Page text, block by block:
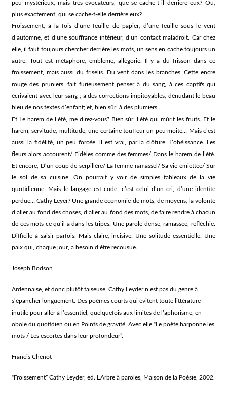
peu mystérieux, mais très évocateurs, que se cache-t-il derrière eux? Ou,
plus exactement, qui se cache-t-elle derrière eux?
Froissement, à la fois d’une feuille de papier, d’une feuille sous le vent
d’automne, et d’une souffrance intérieur, d’un contact maladroit. Car chez
elle, il faut toujours chercher derrière les mots, un sens en cache toujours un
autre. Tout est métaphore, emblème, allégorie. Il y a du frisson dans ce
froissement, mais aussi du friselis. Du vent dans les branches. Cette encre
rouge des pruniers, fait furieusement penser à du sang, à ces captifs qui
écrivaient avec leur sang ; à des corrections impitoyables, dénudant le beau
bleu de nos textes d’enfant; et, bien sûr, à des plumiers…
Et Le harem de l’été, me direz-vous? Bien sûr, l’été qui mûrit les fruits. Et le
harem, servitude, multitude, une certaine touffeur un peu moite… Mais c’est
aussi la fidélité, un peu forcée, il est vrai, par la clôture. L’obéissance. Les
fleurs alors accourent/ Fidèles comme des femmes/ Dans le harem de l’été.
Et encore, D’un coup de serpillère/ La femme ramassel/ Sa vie émiettée/ Sur
le sol de sa cuisine. On pourrait y voir de simples tableaux de la vie
quotidienne. Mais le langage est codé, c’est celui d’un cri, d’une identité
perdue… Cathy Leyer? Une grande économie de mots, de moyens, la volonté
d’aller au fond des choses, d’aller au fond des mots, de faire rendre à chacun
de ces mots ce qu’il a dans les tripes. Une parole dense, ramassée, réfléchie.
Difficile à saisir parfois. Mais claire, incisive. Une solitude essentielle. Une
paix qui, chaque jour, a besoin d’être recousue.
Joseph Bodson
Ardennaise, et donc plutôt taiseuse, Cathy Leyder n’est pas du genre à
s’épancher longuement. Des poèmes courts qui évitent toute littérature
inutile pour aller à l’essentiel, quelquefois aux limites de l’aphorisme, en
obole du quotidien ou en Points de gravité. Avec elle “Le poète harponne les
mots / Les escortes dans leur profondeur”.
Francis Chenot
“Froissement” Cathy Leyder, ed. L’Arbre à paroles, Maison de la Poésie, 2002.